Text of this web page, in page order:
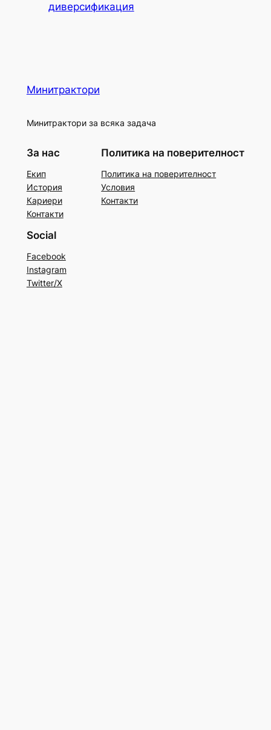
диверсификация
Минитрактори
Минитрактори за всяка задача
За нас
Екип
История
Кариери
Контакти
Политика на поверителност
Политика на поверителност
Условия
Контакти
Social
Facebook
Instagram
Twitter/X